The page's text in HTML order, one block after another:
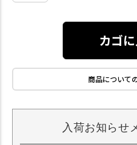
カゴ
商品について
入荷お知らせ